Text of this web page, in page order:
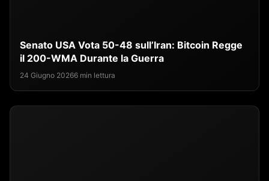
Senato USA Vota 50-48 sull’Iran: Bitcoin Regge
il 200-WMA Durante la Guerra
24 Giugno 20266 min lettura